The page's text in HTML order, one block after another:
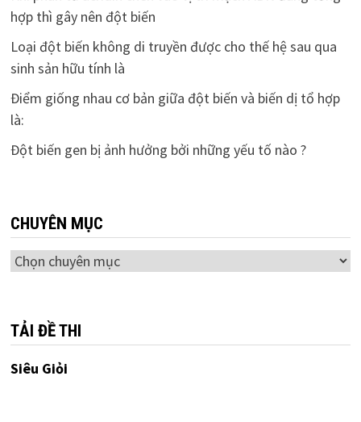
hợp thì gây nên đột biến
Loại đột biến không di truyền được cho thế hệ sau qua
sinh sản hữu tính là
Điểm giống nhau cơ bản giữa đột biến và biến dị tổ hợp
là:
Đột biến gen bị ảnh hưởng bởi những yếu tố nào ?
CHUYÊN MỤC
Chuyên
TẢI ĐỀ THI
Siêu Giỏi